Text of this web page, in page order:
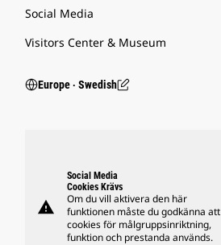
Social Media
Visitors Center & Museum
Europe ‧ Swedish
warning
Social Media
Cookies Krävs
Om du vill aktivera den här
funktionen måste du godkänna att
cookies för målgruppsinriktning,
funktion och prestanda används.